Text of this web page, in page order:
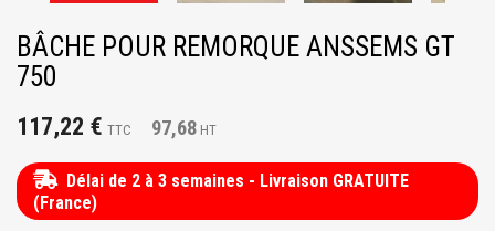
BÂCHE POUR REMORQUE ANSSEMS GT
750
117,22 € TTC 97,68 HT
Délai de 2 à 3 semaines - Livraison GRATUITE
(France)